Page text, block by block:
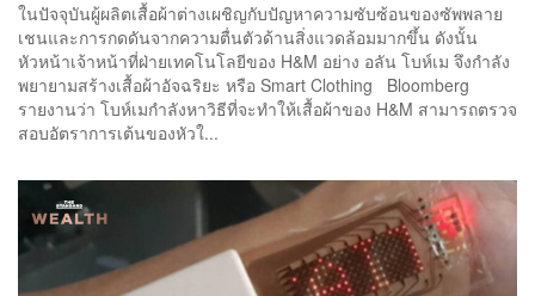
ในปัจจุบันผู้ผลิตเสื้อผ้าต่างเผชิญกับปัญหาความซับซ้อนของซัพพลาย
เชนและการกดดันจากความตื่นตัวด้านสิ่งแวดล้อมมากขึ้น ดังนั้น
หัวหน้าเจ้าหน้าที่ฝ่ายเทคโนโลยีของ H&M อย่าง อลัน โบห์เม จึงกำลัง
พยายามสร้างเสื้อผ้าอัจฉริยะ หรือ Smart Clothing Bloomberg
รายงานว่า โบห์เมกำลังหาวิธีที่จะทำให้เสื้อผ้าของ H&M สามารถตรวจ
สอบอัตราการเต้นของหัวใ...